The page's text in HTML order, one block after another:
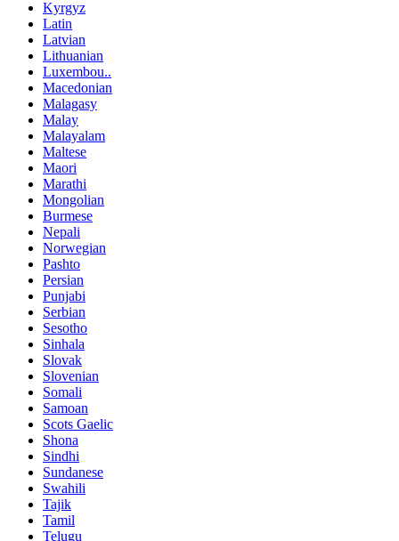
Kyrgyz
Latin
Latvian
Lithuanian
Luxembou..
Macedonian
Malagasy
Malay
Malayalam
Maltese
Maori
Marathi
Mongolian
Burmese
Nepali
Norwegian
Pashto
Persian
Punjabi
Serbian
Sesotho
Sinhala
Slovak
Slovenian
Somali
Samoan
Scots Gaelic
Shona
Sindhi
Sundanese
Swahili
Tajik
Tamil
Telugu